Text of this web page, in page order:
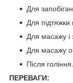
Для
Для підтяжки
Для масажу і
Для масажу
Після гоління.
ПЕРЕВАГИ: